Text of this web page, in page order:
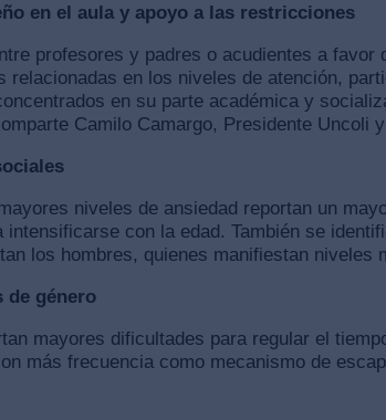
en el aula y apoyo a las restricciones
profesores y padres o acudientes a
relacionadas en los niveles de atención,
en su parte académica y
Camilo Camargo, Presidente Uncoli
niveles de ansiedad reportan un
con la edad. También se
los hombres, quienes manifiestan niveles
de género
mayores dificultades para regular el
más frecuencia como mecanismo de